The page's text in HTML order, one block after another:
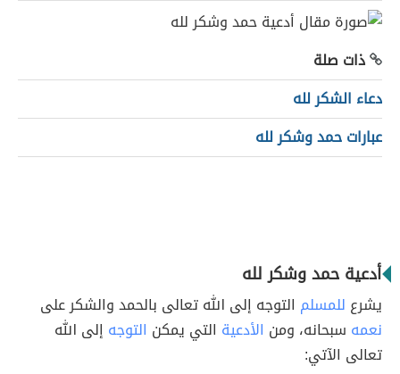
ذات صلة
دعاء الشكر لله
عبارات حمد وشكر لله
أدعية حمد وشكر لله
يشرع للمسلم التوجه إلى الله تعالى بالحمد والشكر على
نعمه سبحانه، ومن الأدعية التي يمكن التوجه إلى الله
تعالى الآتي: